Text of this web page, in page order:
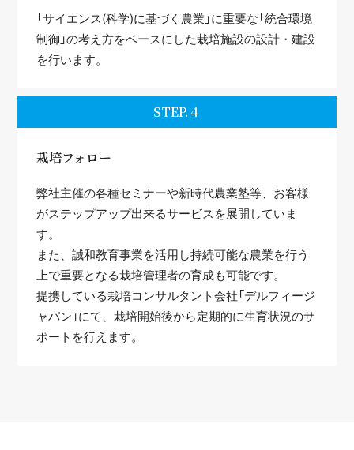
「サイエンス(科学)に基づく農業」に重要な「統合環境
制御」の考え方をベースにした栽培施設の設計・建設
を行います。
STEP.４
栽培フォロー
弊社主催の各種セミナーや新時代農業塾等、お客様
がステップアップ出来るサービスを展開していま
す。
また、誠和教育事業を活用し持続可能な農業を行う
上で重要となる栽培管理者の育成も可能です。
提携している栽培コンサルタント会社「デルフィージ
ャパン」にて、栽培開始後から定期的に生育状況のサ
ポートを行えます。